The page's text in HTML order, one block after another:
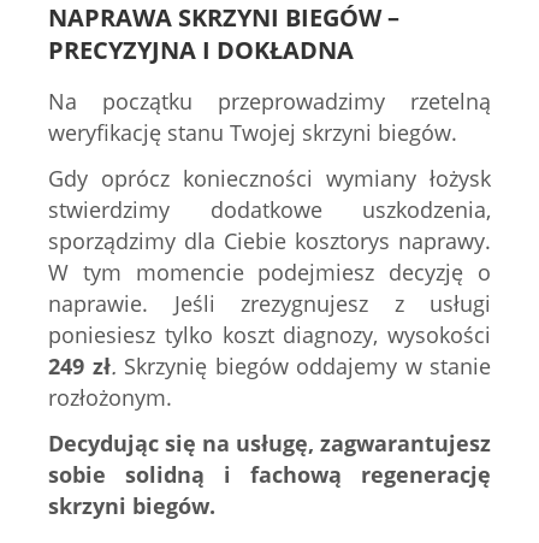
NAPRAWA SKRZYNI BIEGÓW –
PRECYZYJNA I DOKŁADNA
Na początku przeprowadzimy rzetelną
weryfikację stanu Twojej skrzyni biegów.
Gdy oprócz konieczności wymiany łożysk
stwierdzimy dodatkowe uszkodzenia,
sporządzimy dla Ciebie kosztorys naprawy.
W tym momencie podejmiesz decyzję o
naprawie. Jeśli zrezygnujesz z usługi
poniesiesz tylko koszt diagnozy, wysokości
249 zł. Skrzynię biegów oddajemy w stanie
rozłożonym.
Decydując się na usługę, zagwarantujesz
sobie solidną i fachową regenerację
skrzyni biegów.